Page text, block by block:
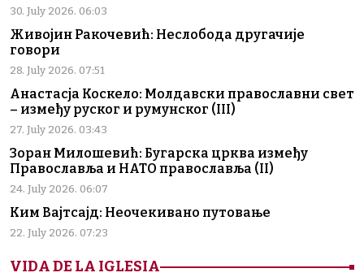
30. July 2026. 06:03
Живојин Ракочевић: Неслобода другачије
говори
28. July 2026. 07:51
Анастасја Коскело: Молдавски православни свет
– између руског и румунског (III)
27. July 2026. 03:43
Зоран Милошевић: Бугарска црква између
Православља и НАТО православља (II)
24. July 2026. 06:07
Ким Вајтсајд: Неочекивано путовање
22. July 2026. 07:23
VIDA DE LA IGLESIA